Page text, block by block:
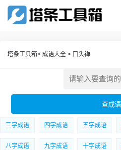
塔条工具箱> 成语大全 > 口头禅
三字成语 四字成语 五字成语
八字成语 九字成语 十字成语